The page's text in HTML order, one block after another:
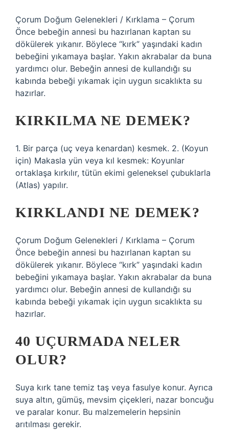
Çorum Doğum Gelenekleri / Kırklama – Çorum
Önce bebeğin annesi bu hazırlanan kaptan su
dökülerek yıkanır. Böylece “kırk” yaşındaki kadın
bebeğini yıkamaya başlar. Yakın akrabalar da buna
yardımcı olur. Bebeğin annesi de kullandığı su
kabında bebeği yıkamak için uygun sıcaklıkta su
hazırlar.
KIRKILMA NE DEMEK?
1. Bir parça (uç veya kenardan) kesmek. 2. (Koyun
için) Makasla yün veya kıl kesmek: Koyunlar
ortaklaşa kırkılır, tütün ekimi geleneksel çubuklarla
(Atlas) yapılır.
KIRKLANDI NE DEMEK?
Çorum Doğum Gelenekleri / Kırklama – Çorum
Önce bebeğin annesi bu hazırlanan kaptan su
dökülerek yıkanır. Böylece “kırk” yaşındaki kadın
bebeğini yıkamaya başlar. Yakın akrabalar da buna
yardımcı olur. Bebeğin annesi de kullandığı su
kabında bebeği yıkamak için uygun sıcaklıkta su
hazırlar.
40 UÇURMADA NELER
OLUR?
Suya kırk tane temiz taş veya fasulye konur. Ayrıca
suya altın, gümüş, mevsim çiçekleri, nazar boncuğu
ve paralar konur. Bu malzemelerin hepsinin
arıtılması gerekir.